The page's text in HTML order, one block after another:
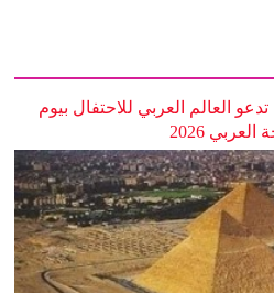
العالم العربي للاحتفال بيوم
العربي 2026